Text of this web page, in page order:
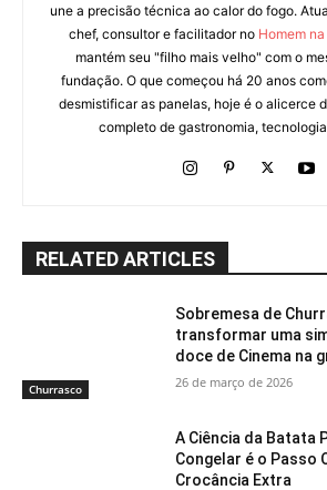
une a precisão técnica ao calor do fogo.
chef, consultor e facilitador no Homem
mantém seu "filho mais velho" com o
fundação. O que começou há 20 anos
desmistificar as panelas, hoje é o alicerce
completo de gastronomia,
RELATED ARTICLES
Churrasco
Sobremesa de
transformar uma
doce de Cinema na
26 de março de 2026
A Ciência da Batata
Congelar é o Passo
Crocância Extra